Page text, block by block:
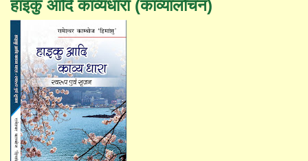
हाइकु आदि काव्यधारा (काव्यालोचन)